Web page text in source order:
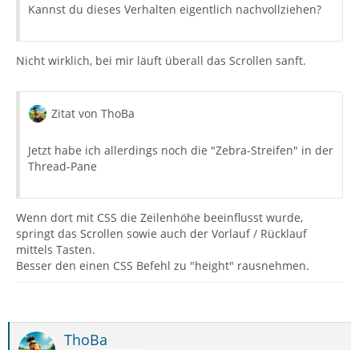
Kannst du dieses Verhalten eigentlich nachvollziehen?
Nicht wirklich, bei mir läuft überall das Scrollen sanft.
Zitat von ThoBa
Jetzt habe ich allerdings noch die "Zebra-Streifen" in der
Thread-Pane
Wenn dort mit CSS die Zeilenhöhe beeinflusst wurde,
springt das Scrollen sowie auch der Vorlauf / Rücklauf
mittels Tasten.
Besser den einen CSS Befehl zu "height" rausnehmen.
ThoBa